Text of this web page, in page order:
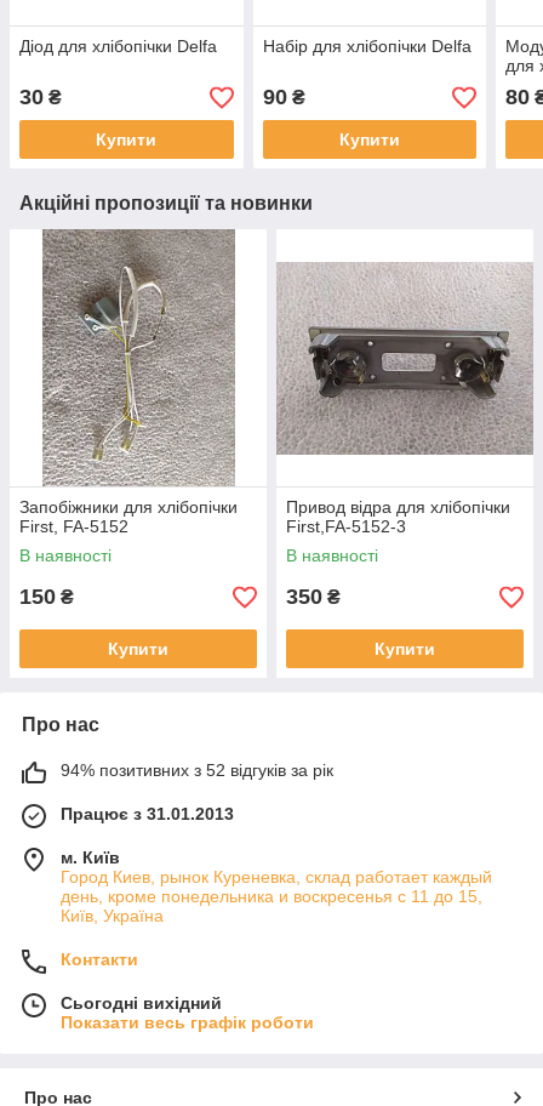
Діод для хлібопічки Delfa
30 ₴
Купити
Набір для хлібопічки Delfa
90₴
Купити
для
80
Акційні пропозиції та новинки
Запобіжники для хлібопічки
First, FA-5152
В наявності
150 ₴
Купити
Привод відра для хлібопічки
First,FA-5152-3
В наявності
350 ₴
Купити
Про нас
94% позитивних з 52 відгуків за рік
Працює з 31.01.2013
м. Київ
Город Киев, рынок Куреневка, склад работает каждый
день, кроме понедельника и воскресенья с 11 до 15,
Київ, Україна
Контакти
Сьогодні вихідний
Показати весь графік роботи
Про нас